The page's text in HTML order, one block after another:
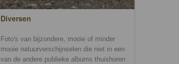
Diversen
Foto's van bijzondere, mooie of minder
mooie natuurverschijnselen die niet in een
van de andere publieke albums thuishoren